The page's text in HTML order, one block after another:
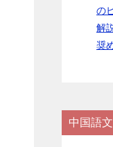
の
解
奨
中国語